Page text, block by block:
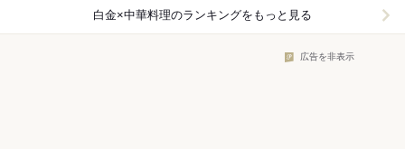
白金×中華料理のランキングをもっと見る
広告を非表示